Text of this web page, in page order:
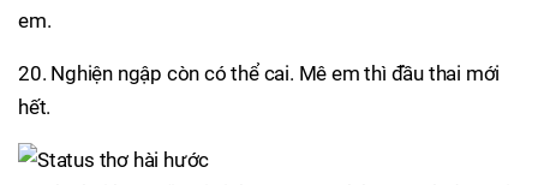
em.
20. Nghiện ngập còn có thể cai. Mê em thì đầu thai mới
hết.